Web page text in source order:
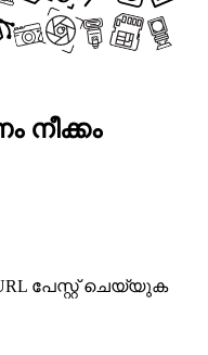
നീക്കം
പേസ്റ്റ് ചെയ്യുക